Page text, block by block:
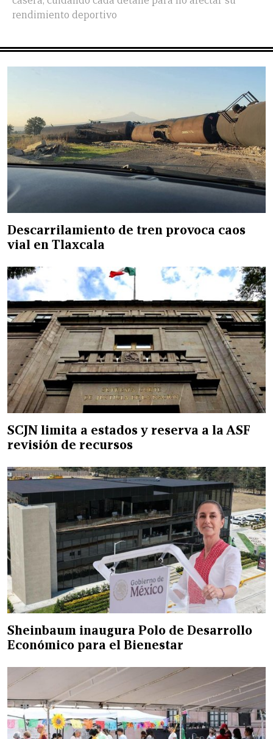
rendimiento deportivo
Descarrilamiento de tren provoca caos
vial en Tlaxcala
SCJN limita a estados y reserva a la ASF
revisión de recursos
Sheinbaum inaugura Polo de Desarrollo
Económico para el Bienestar